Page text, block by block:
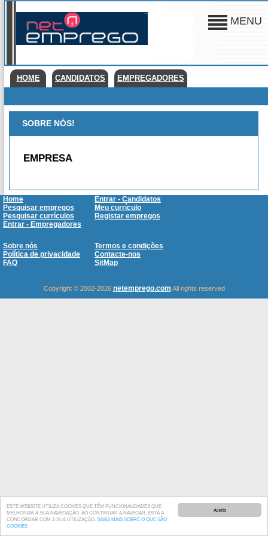
Aceito
ESTE WEBSITE UTILIZA COOKIES QUE TÊM FUNCIONALIDADES QUE
MELHORAM A SUA NAVEGAÇÃO. AO CONTINUAR A NAVEGAR, ESTÁ A
CONCORDAR COM A SUA UTILIZAÇÃO. SAIBA MAIS SOBRE O QUE SÃO
COOKIES
MENU
HOME CANDIDATOS EMPREGADORES
SOBRE NÓS!
EMPRESA
Home
Entrar - Candidatos
Pesquisar empregos
Meu currículo
Pesquisar currículos
Registar empregos
Entrar - Empregadores
Sobre nós
Termos e condições
Política de privacidade
Contacte-nos
FAQ
SitMap
Copyright © 2002-2026 netemprego.com All rights reserved